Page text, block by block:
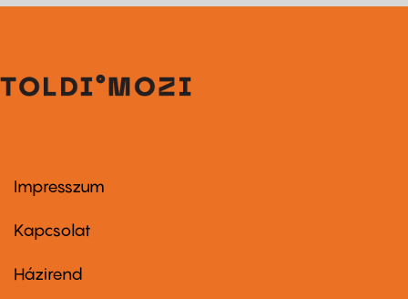
Footer
first
Impresszum
Kapcsolat
Footer
Házirend